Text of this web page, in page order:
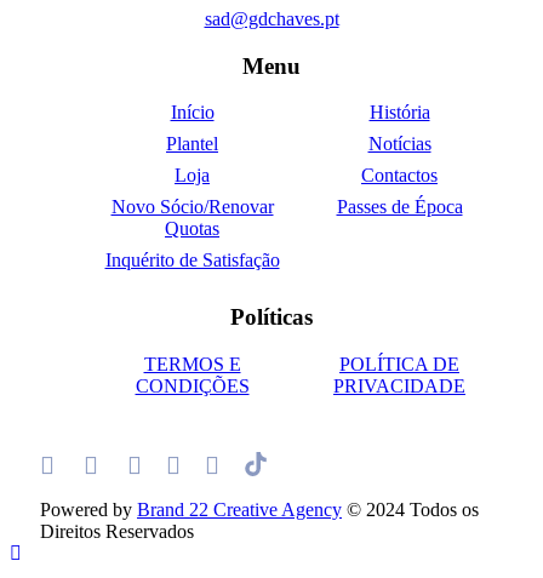
sad@gdchaves.pt
Menu
Início
História
Plantel
Notícias
Loja
Contactos
Novo Sócio/Renovar
Quotas
Passes de Época
Inquérito de Satisfação
Políticas
TERMOS E
CONDIÇÕES
POLÍTICA DE
PRIVACIDADE
Powered by Brand 22 Creative Agency © 2024 Todos os
Direitos Reservados